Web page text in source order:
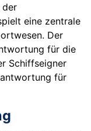
der
eine zentrale
Der
für die
Schiffseigner
für